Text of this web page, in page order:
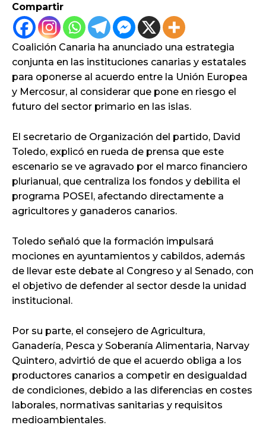
Compartir
Coalición Canaria ha anunciado una estrategia
conjunta en las instituciones canarias y estatales
para oponerse al acuerdo entre la Unión Europea
y Mercosur, al considerar que pone en riesgo el
futuro del sector primario en las islas.
El secretario de Organización del partido, David
Toledo, explicó en rueda de prensa que este
escenario se ve agravado por el marco financiero
plurianual, que centraliza los fondos y debilita el
programa POSEI, afectando directamente a
agricultores y ganaderos canarios.
Toledo señaló que la formación impulsará
mociones en ayuntamientos y cabildos, además
de llevar este debate al Congreso y al Senado, con
el objetivo de defender al sector desde la unidad
institucional.
Por su parte, el consejero de Agricultura,
Ganadería, Pesca y Soberanía Alimentaria, Narvay
Quintero, advirtió de que el acuerdo obliga a los
productores canarios a competir en desigualdad
de condiciones, debido a las diferencias en costes
laborales, normativas sanitarias y requisitos
medioambientales.